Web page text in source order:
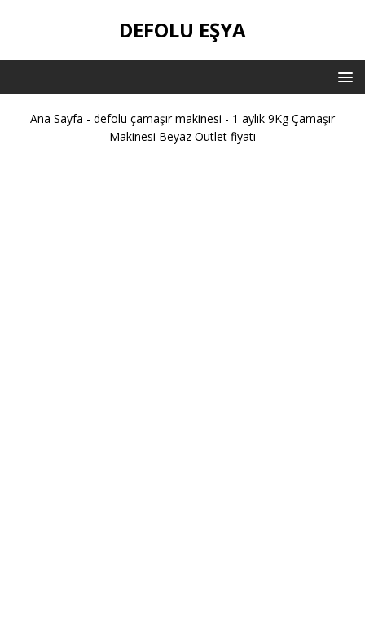
DEFOLU EŞYA
Ana Sayfa - defolu çamaşır makinesi - 1 aylık 9Kg Çamaşır
Makinesi Beyaz Outlet fiyatı